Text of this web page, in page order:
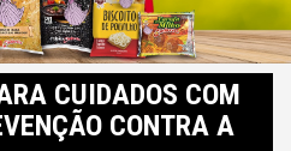
CUIDADOS COM
CONTRA A